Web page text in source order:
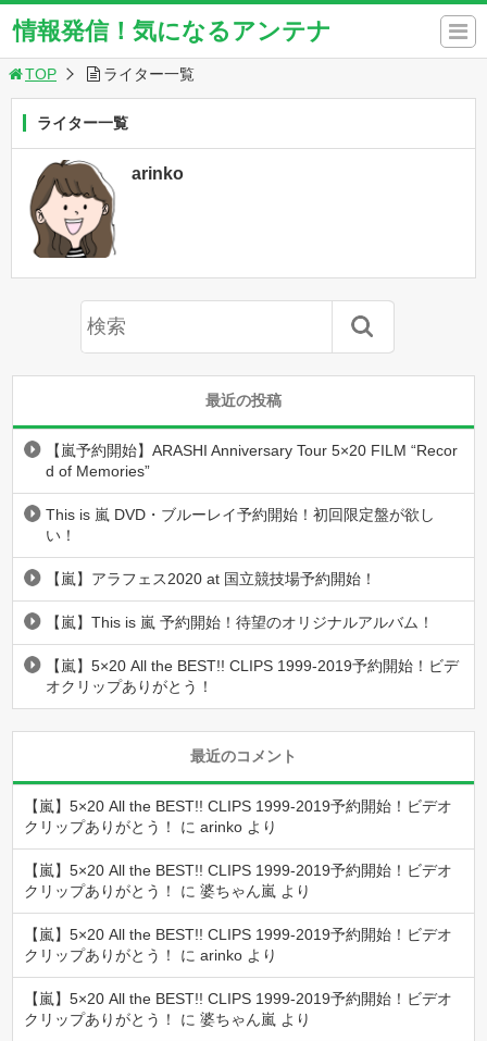
情報発信！気になるアンテナ
TOP ライター一覧
ライター一覧
arinko
最近の投稿
【嵐予約開始】ARASHI Anniversary Tour 5×20 FILM “Recor
d of Memories”
This is 嵐 DVD・ブルーレイ予約開始！初回限定盤が欲し
い！
【嵐】アラフェス2020 at 国立競技場予約開始！
【嵐】This is 嵐 予約開始！待望のオリジナルアルバム！
【嵐】5×20 All the BEST!! CLIPS 1999-2019予約開始！ビデ
オクリップありがとう！
最近のコメント
【嵐】5×20 All the BEST!! CLIPS 1999-2019予約開始！ビデオ
クリップありがとう！
にarinko より
【嵐】5×20 All the BEST!! CLIPS 1999-2019予約開始！ビデオ
クリップありがとう！
に婆ちゃん嵐 より
【嵐】5×20 All the BEST!! CLIPS 1999-2019予約開始！ビデオ
クリップありがとう！
にarinko より
【嵐】5×20 All the BEST!! CLIPS 1999-2019予約開始！ビデオ
クリップありがとう！
に婆ちゃん嵐 より